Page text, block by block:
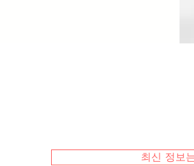
최신 정보